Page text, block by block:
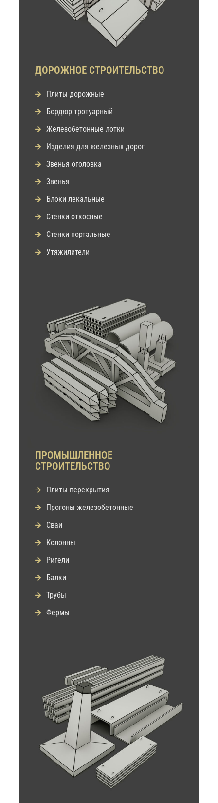
ДОРОЖНОЕ СТРОИТЕЛЬСТВО
Плиты дорожные
Бордюр тротуарный
Железобетонные лотки
Изделия для железных дорог
Звенья оголовка
Звенья
Блоки лекальные
Стенки откосные
Стенки портальные
Утяжилители
ПРОМЫШЛЕННОЕ
СТРОИТЕЛЬСТВО
Плиты перекрытия
Прогоны железобетонные
Сваи
Колонны
Ригели
Балки
Трубы
Фермы